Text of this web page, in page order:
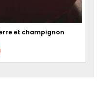
et champignon